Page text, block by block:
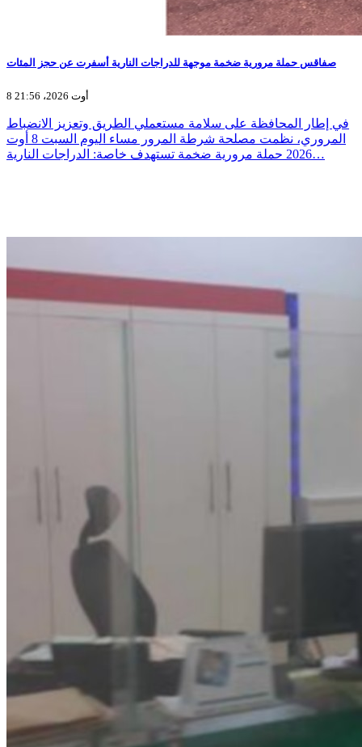
صفاقس حملة مرورية ضخمة موجهة للدراجات النارية أسفرت عن حجز المئات
8 أوت 2026، 21:56
في إطار المحافظة على سلامة مستعملي الطريق وتعزيز الانضباط
المروري، نظمت مصلحة شرطة المرور مساء اليوم السبت 8 أوت
2026 حملة مرورية ضخمة تستهدف خاصة: الدراجات النارية…